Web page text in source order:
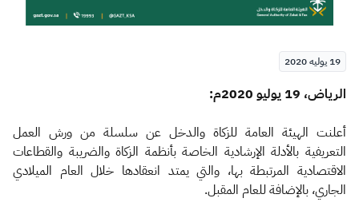
19 يوليه 2020
​الرياض، 19 يوليو 2020م:
أعلنت الهيئة العامة للزكاة والدخل عن سلسلة من ورش العمل
التعريفية بالأدلة الإرشادية الخاصة بأنظمة الزكاة والضريبة والقطاعات
الاقتصادية المرتبطة بها، والتي يمتد انعقادها خلال العام الميلادي
الجاري، بالإضافة للعام المقبل.